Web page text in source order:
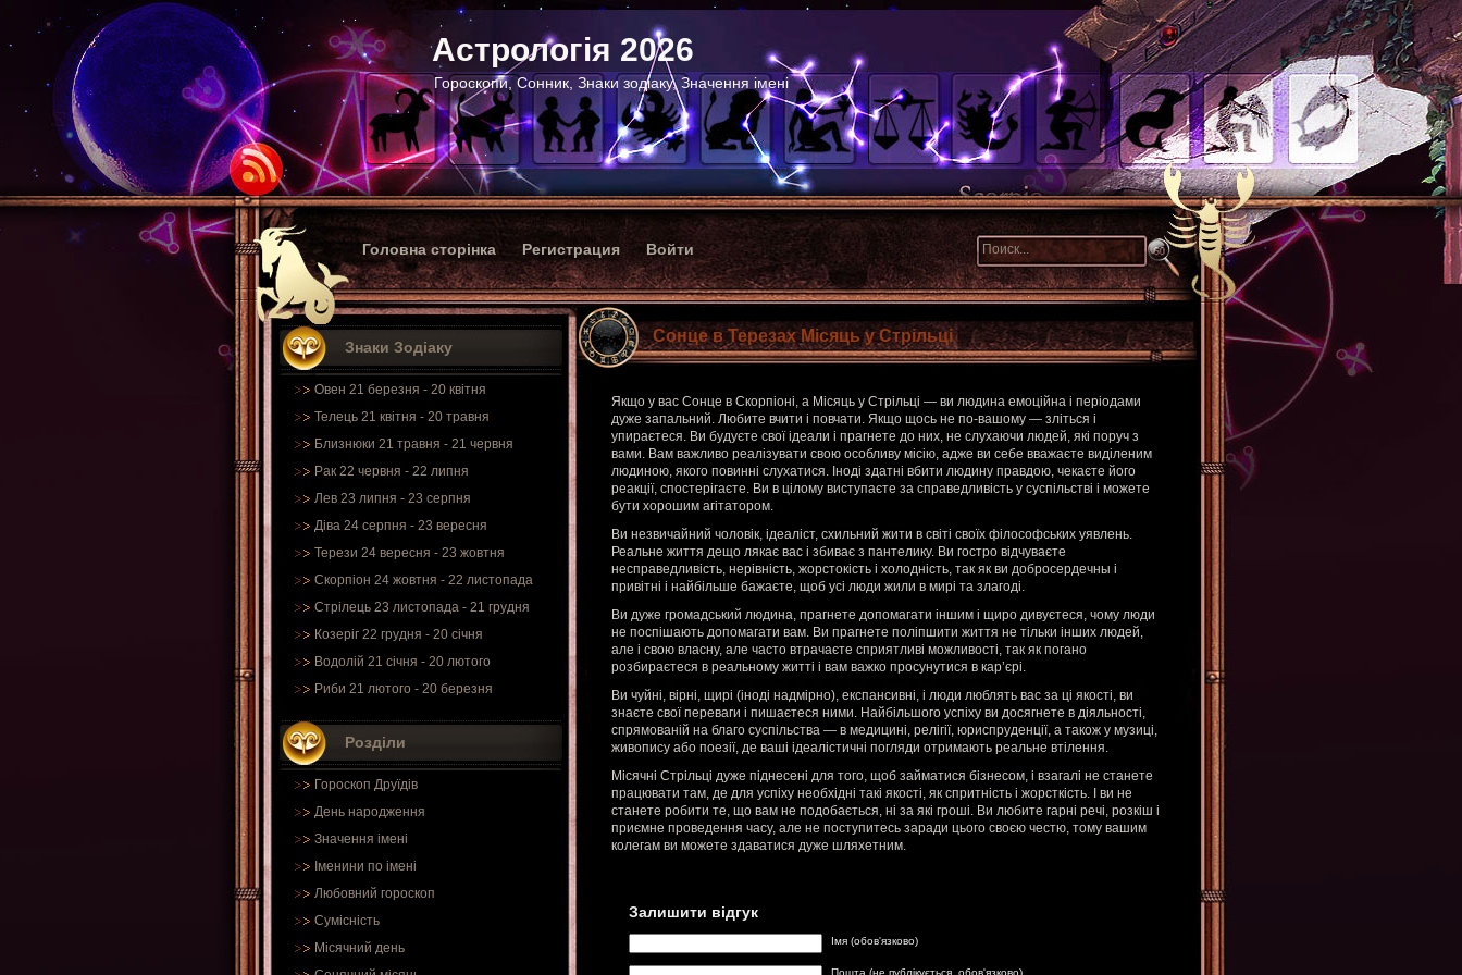
Астрологія 2026
Гороскопи, Сонник, Знаки зодіаку, Значення імені
Головна сторінка Регистрация Войти
Знаки Зодіаку
Овен 21 березня - 20 квітня
Телець 21 квітня - 20 травня
Близнюки 21 травня - 21 червня
Рак 22 червня - 22 липня
Лев 23 липня - 23 серпня
Діва 24 серпня - 23 вересня
Терези 24 вересня - 23 жовтня
Скорпіон 24 жовтня - 22 листопада
Стрілець 23 листопада - 21 грудня
Козеріг 22 грудня - 20 січня
Водолій 21 січня - 20 лютого
Риби 21 лютого - 20 березня
Розділи
Гороскоп Друїдів
День народження
Значення імені
Іменини по імені
Любовний гороскоп
Сумісність
Місячний день
Сонце в Терезах Місяць у Стрільці
Якщо у вас Сонце в Скорпіоні, а Місяць у Стрільці — ви людина емоційна і періодами
дуже запальний. Любите вчити і повчати. Якщо щось не по-вашому — зліться і
упираєтеся. Ви будуєте свої ідеали і прагнете до них, не слухаючи людей, які поруч з
вами. Вам важливо реалізувати свою особливу місію, адже ви себе вважаєте виділеним
людиною, якого повинні слухатися. Іноді здатні вбити людину правдою, чекаєте його
реакції, спостерігаєте. Ви в цілому виступаєте за справедливість у суспільстві і можете
бути хорошим агітатором.
Ви незвичайний чоловік, ідеаліст, схильний жити в світі своїх філософських уявлень.
Реальне життя дещо лякає вас і збиває з пантелику. Ви гостро відчуваєте
несправедливість, нерівність, жорстокість і холодність, так як ви добросердечны і
привітні і найбільше бажаєте, щоб усі люди жили в мирі та злагоді.
Ви дуже громадський людина, прагнете допомагати іншим і щиро дивуєтеся, чому люди
не поспішають допомагати вам. Ви прагнете поліпшити життя не тільки інших людей,
але і свою власну, але часто втрачаєте сприятливі можливості, так як погано
розбираєтеся в реальному житті і вам важко просунутися в кар’єрі.
Ви чуйні, вірні, щирі (іноді надмірно), експансивні, і люди люблять вас за ці якості, ви
знаєте свої переваги і пишаєтеся ними. Найбільшого успіху ви досягнете в діяльності,
спрямованій на благо суспільства — в медицині, релігії, юриспруденції, а також у музиці,
живопису або поезії, де ваші ідеалістичні погляди отримають реальне втілення.
Місячні Стрільці дуже піднесені для того, щоб займатися бізнесом, і взагалі не станете
працювати там, де для успіху необхідні такі якості, як спритність і жорсткість. І ви не
станете робити те, що вам не подобається, ні за які гроші. Ви любите гарні речі, розкіш і
приємне проведення часу, але не поступитесь заради цього своєю честю, тому вашим
колегам ви можете здаватися дуже шляхетним.
Залишити відгук
Імя (обов'язково)
Пошта (не публікується, обов'язково)